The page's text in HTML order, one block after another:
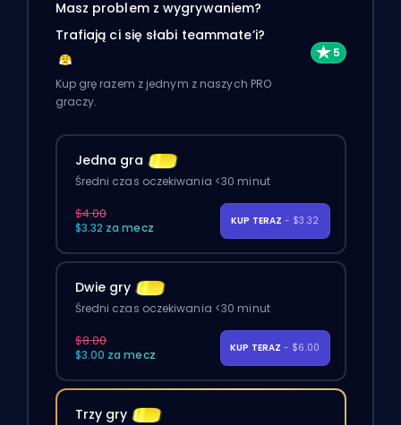
Masz problem z wygrywaniem?
Trafiają ci się słabi teammate’i?
Kup grę razem z jednym z naszych PRO
graczy.
Jedna gra
Średni czas oczekiwania <30 minut
$4.00
$3.32 za mecz
KUP TERAZ - $3.32
Dwie gry
Średni czas oczekiwania <30 minut
$8.00
$3.00 za mecz
KUP TERAZ - $6.00
Trzy gry